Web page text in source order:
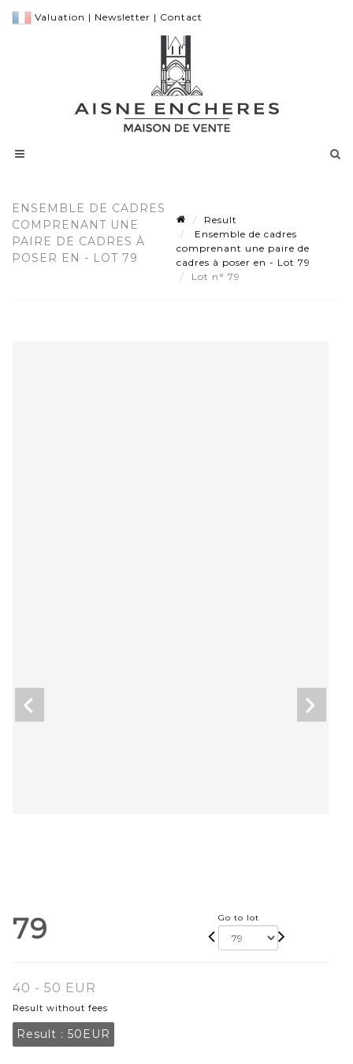
Valuation | Newsletter | Contact
ENSEMBLE DE CADRES
COMPRENANT UNE
PAIRE DE CADRES À
POSER EN - LOT 79
Result
Ensemble de cadres
comprenant une paire de
cadres à poser en - Lot 79
Lot n° 79
79 Go to lot
40 - 50 EUR
Result without fees
Result : 50EUR